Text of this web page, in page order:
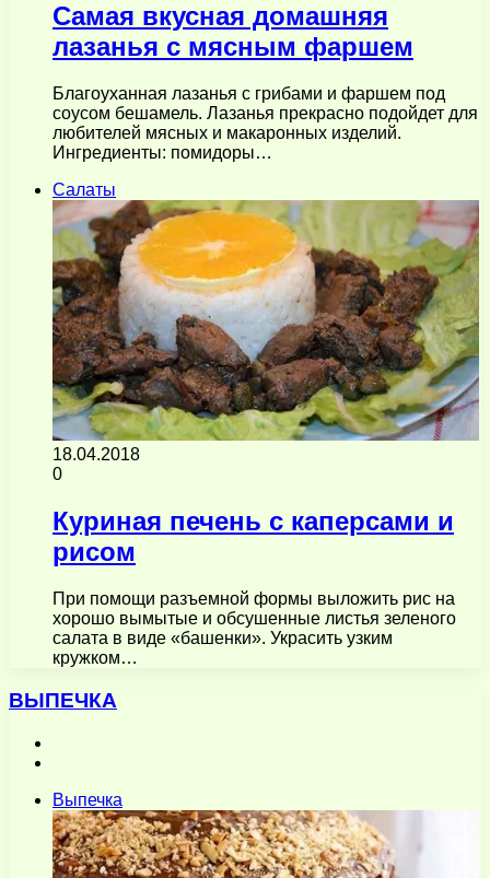
Самая вкусная домашняя
лазанья с мясным фаршем
Благоуханная лазанья с грибами и фаршем под
соусом бешамель. Лазанья прекрасно подойдет для
любителей мясных и макаронных изделий.
Ингредиенты: помидоры…
Салаты
18.04.2018
0
Куриная печень с каперсами и
рисом
При помощи разъемной формы выложить рис на
хорошо вымытые и обсушенные листья зеленого
салата в виде «башенки». Украсить узким
кружком…
ВЫПЕЧКА
Выпечка